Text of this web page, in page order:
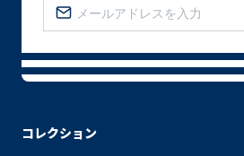
コレクション